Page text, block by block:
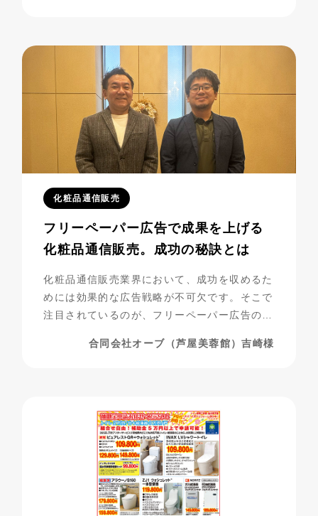
化粧品通信販売
フリーペーパー広告で成果を上げる
化粧品通信販売。成功の秘訣とは
化粧品通信販売業界において、成功を収めるた
めには効果的な広告戦略が不可欠です。そこで
注目されているのが、フリーペーパー広告の活
シニア層をターゲットにした化粧品通販を展開
合同会社オーブ（芦屋美蓉館）吉崎様